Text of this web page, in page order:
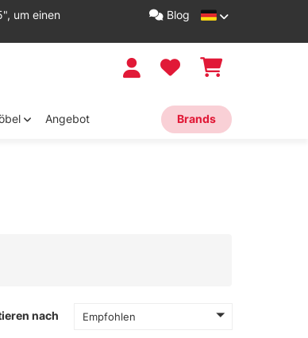
um einen
Blog
Angebot Brands
nach Empfohlen